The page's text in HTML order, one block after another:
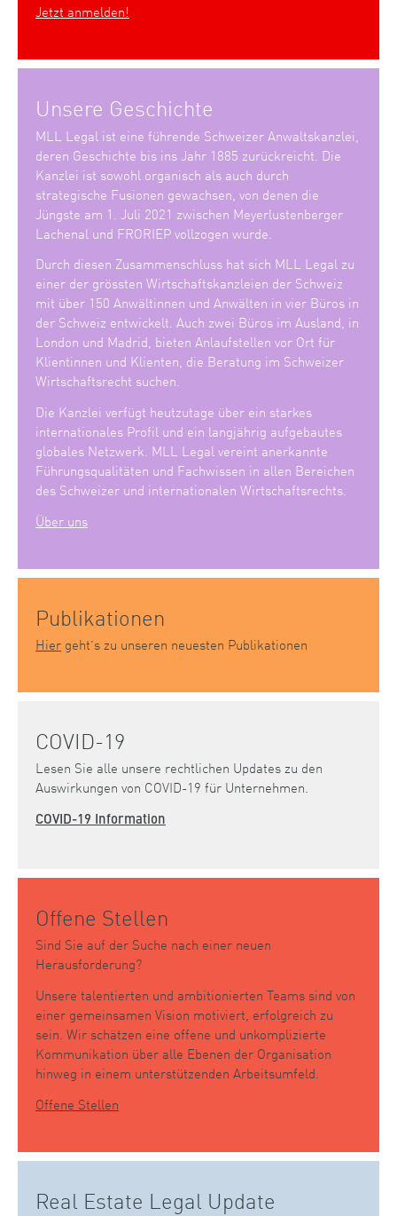
Jetzt anmelden!
Unsere Geschichte
MLL Legal ist eine führende Schweizer Anwaltskanzlei,
deren Geschichte bis ins Jahr 1885 zurückreicht. Die
Kanzlei ist sowohl organisch als auch durch
strategische Fusionen gewachsen, von denen die
Jüngste am 1. Juli 2021 zwischen Meyerlustenberger
Lachenal und FRORIEP vollzogen wurde.
Durch diesen Zusammenschluss hat sich MLL Legal zu
einer der grössten Wirtschaftskanzleien der Schweiz
mit über 150 Anwältinnen und Anwälten in vier Büros in
der Schweiz entwickelt. Auch zwei Büros im Ausland, in
London und Madrid, bieten Anlaufstellen vor Ort für
Klientinnen und Klienten, die Beratung im Schweizer
Wirtschaftsrecht suchen.
Die Kanzlei verfügt heutzutage über ein starkes
internationales Profil und ein langjährig aufgebautes
globales Netzwerk. MLL Legal vereint anerkannte
Führungsqualitäten und Fachwissen in allen Bereichen
des Schweizer und internationalen Wirtschaftsrechts.
Über uns
Publikationen
Hier geht’s zu unseren neuesten Publikationen
COVID-19
Lesen Sie alle unsere rechtlichen Updates zu den
Auswirkungen von COVID-19 für Unternehmen.
COVID-19 Information
Offene Stellen
Sind Sie auf der Suche nach einer neuen
Herausforderung?
Unsere talentierten und ambitionierten Teams sind von
einer gemeinsamen Vision motiviert, erfolgreich zu
sein. Wir schätzen eine offene und unkomplizierte
Kommunikation über alle Ebenen der Organisation
hinweg in einem unterstützenden Arbeitsumfeld.
Offene Stellen
Real Estate Legal Update